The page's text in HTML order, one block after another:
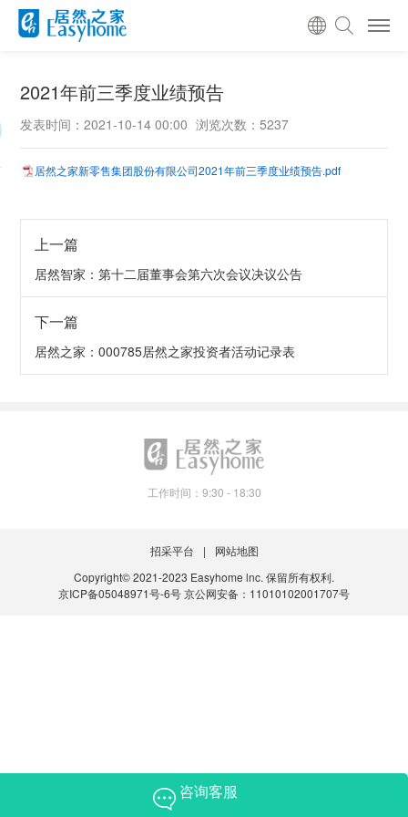
2021年前三季度业绩预告
发表时间：2021-10-14 00:00 浏览次数：5237
居然之家新零售集团股份有限公司2021年前三季度业绩预告.pdf
上一篇
居然智家：第十二届董事会第六次会议决议公告
下一篇
居然之家：000785居然之家投资者活动记录表
工作时间：9:30 - 18:30
招采平台
网站地图
Copyright© 2021-2023 Easyhome lnc. 保留所有权利.
京ICP备05048971号-6号京公网安备：11010102001707号
咨询客服